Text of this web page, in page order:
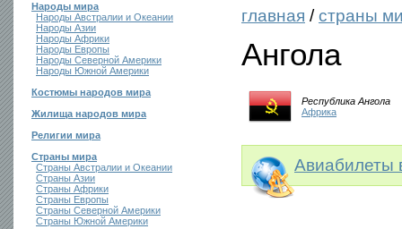
Народы мира
Народы Австралии и Океании
Народы Азии
Народы Африки
Народы Европы
Народы Северной Америки
Народы Южной Америки
Костюмы народов мира
Жилища народов мира
Религии мира
Страны мира
Страны Австралии и Океании
Страны Азии
Страны Африки
Страны Европы
Страны Северной Америки
Страны Южной Америки
главная /страны
Ангола
Республика Ангола
Африка
Авиабилеты